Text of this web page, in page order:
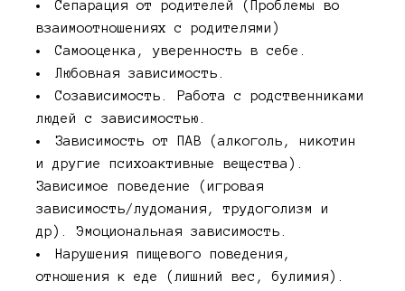
Сепарация от родителей (Проблемы во
взаимоотношениях с родителями)
Самооценка, уверенность в себе.
Любовная зависимость.
Созависимость. Работа с родственниками
людей с зависимостью.
Зависимость от ПАВ (алкоголь, никотин
и другие психоактивные вещества).
Зависимое поведение (игровая
зависимость/лудомания, трудоголизм и
др). Эмоциональная зависимость.
Нарушения пищевого поведения,
отношения к еде (лишний вес, булимия).